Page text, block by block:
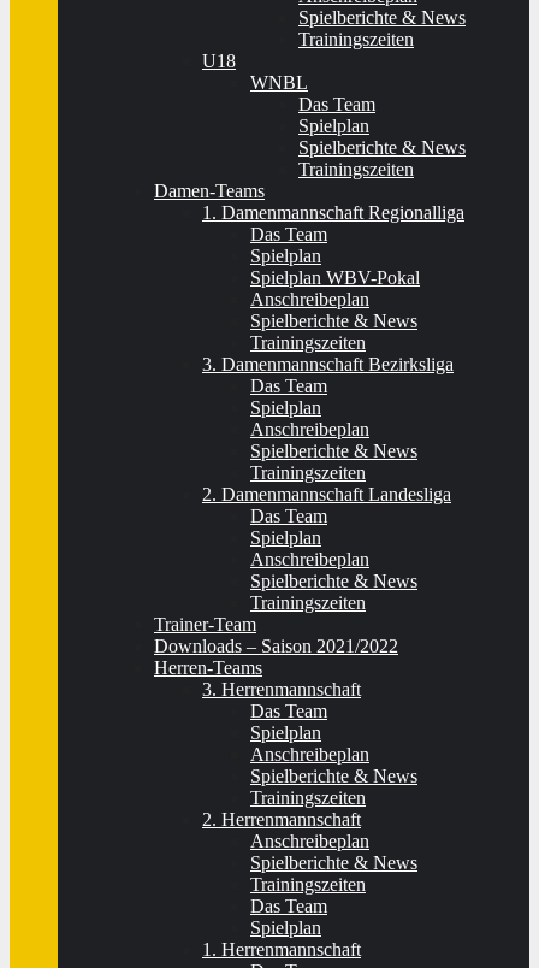
Spielberichte & News
Trainingszeiten
U18
WNBL
Das Team
Spielplan
Spielberichte & News
Trainingszeiten
Damen-Teams
1. Damenmannschaft Regionalliga
Das Team
Spielplan
Spielplan WBV-Pokal
Anschreibeplan
Spielberichte & News
Trainingszeiten
3. Damenmannschaft Bezirksliga
Das Team
Spielplan
Anschreibeplan
Spielberichte & News
Trainingszeiten
2. Damenmannschaft Landesliga
Das Team
Spielplan
Anschreibeplan
Spielberichte & News
Trainingszeiten
Trainer-Team
Downloads – Saison 2021/2022
Herren-Teams
3. Herrenmannschaft
Das Team
Spielplan
Anschreibeplan
Spielberichte & News
Trainingszeiten
2. Herrenmannschaft
Anschreibeplan
Spielberichte & News
Trainingszeiten
Das Team
Spielplan
1. Herrenmannschaft